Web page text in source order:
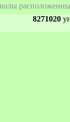
8271020